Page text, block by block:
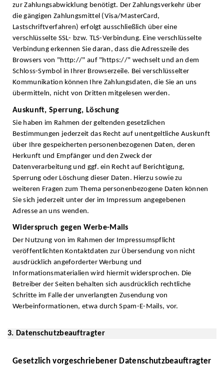
zur Zahlungsabwicklung benötigt. Der Zahlungsverkehr über
die gängigen Zahlungsmittel (Visa/MasterCard,
Lastschriftverfahren) erfolgt ausschließlich über eine
verschlüsselte SSL- bzw. TLS-Verbindung. Eine verschlüsselte
Verbindung erkennen Sie daran, dass die Adresszeile des
Browsers von "http://" auf "https://" wechselt und an dem
Schloss-Symbol in Ihrer Browserzeile. Bei verschlüsselter
Kommunikation können Ihre Zahlungsdaten, die Sie an uns
übermitteln, nicht von Dritten mitgelesen werden.
Auskunft, Sperrung, Löschung
Sie haben im Rahmen der geltenden gesetzlichen
Bestimmungen jederzeit das Recht auf unentgeltliche Auskunft
über Ihre gespeicherten personenbezogenen Daten, deren
Herkunft und Empfänger und den Zweck der
Datenverarbeitung und ggf. ein Recht auf Berichtigung,
Sperrung oder Löschung dieser Daten. Hierzu sowie zu
weiteren Fragen zum Thema personenbezogene Daten können
Sie sich jederzeit unter der im Impressum angegebenen
Adresse an uns wenden.
Widerspruch gegen Werbe-Mails
Der Nutzung von im Rahmen der Impressumspflicht
veröffentlichten Kontaktdaten zur Übersendung von nicht
ausdrücklich angeforderter Werbung und
Informationsmaterialien wird hiermit widersprochen. Die
Betreiber der Seiten behalten sich ausdrücklich rechtliche
Schritte im Falle der unverlangten Zusendung von
Werbeinformationen, etwa durch Spam-E-Mails, vor.
3. Datenschutzbeauftragter
Gesetzlich vorgeschriebener Datenschutzbeauftragter